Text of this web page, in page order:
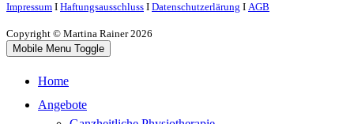
Impressum Ι Haftungsausschluss Ι Datenschutzerlärung Ι AGB
Copyright © Martina Rainer 2026
Mobile Menu Toggle
Home
Angebote